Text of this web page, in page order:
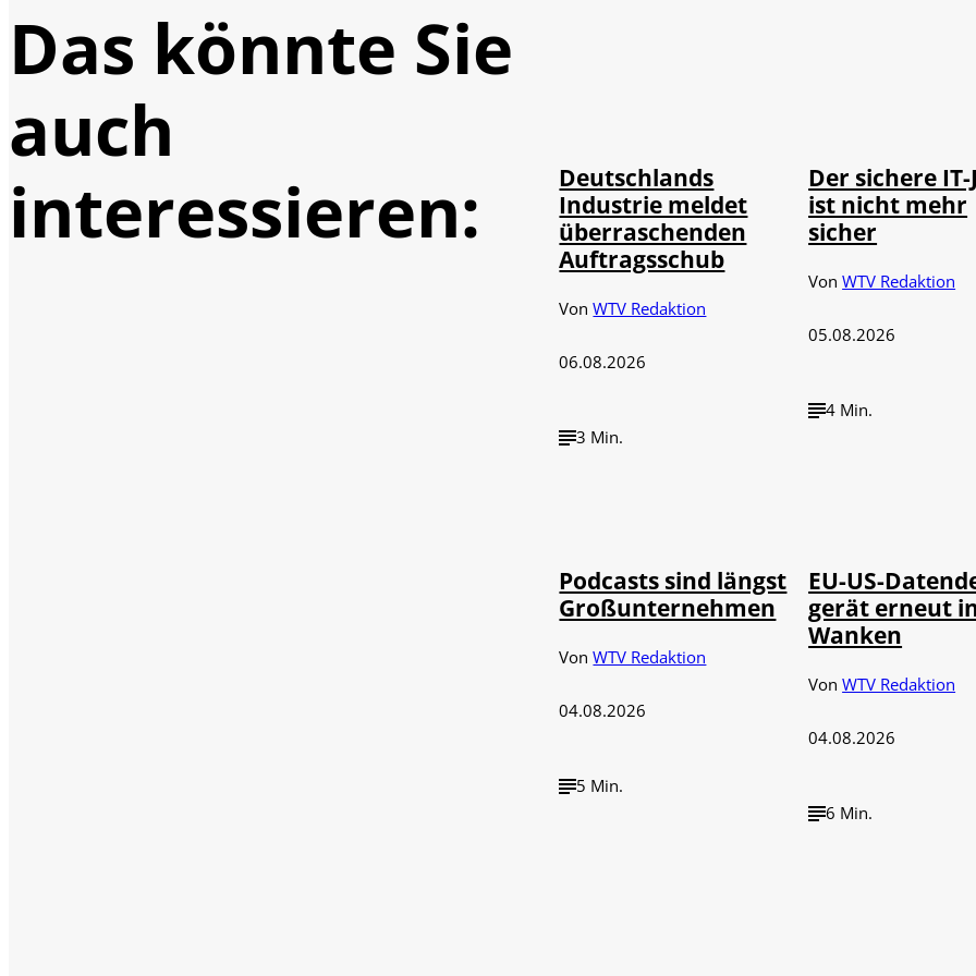
Das könnte Sie
auch
interessieren:
Deutschlands
Industrie meldet
überraschenden
Auftragsschub
VonWTV Redaktion
06.08.2026
3 Min.
Der sichere IT-
ist nicht mehr
sicher
VonWTV Redaktion
05.08.2026
4 Min.
Podcasts sind längst
Großunternehmen
VonWTV Redaktion
04.08.2026
5 Min.
EU-US-
gerät erneut
Wanken
VonWTV Redaktion
04.08.2026
6 Min.